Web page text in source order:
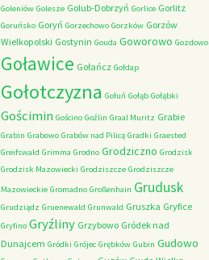
Goleniów Golesze Golub-Dobrzyń Gorlice Gorlitz
Goruńsko Goryń Gorzechowo Gorzków Gorzów
Wielkopolski Gostynin Gouda Goworowo Gozdowo
Goławice Gołańcz Gołdap
Gołotczyzna Gołuń Gołąb Gołąbki
Gościmin Gościno Goźlin Graal Muritz Grabie
Grabin Grabowo Grabów nad Pilicą Gradki Graested
Greifswald Grimma Grodno Grodziczno Grodzisk
Grodzisk Mazowiecki Grodziszcze Grodziszcze
Mazowieckie Gromadno Großenhain Grudusk
Grudziądz Gruenewald Grunwald Gruszka Gryfice
Gryfino Gryźliny Grzybowo Gródek nad
Dunajcem Gródki Grójec Grębków Gubin Gudowo